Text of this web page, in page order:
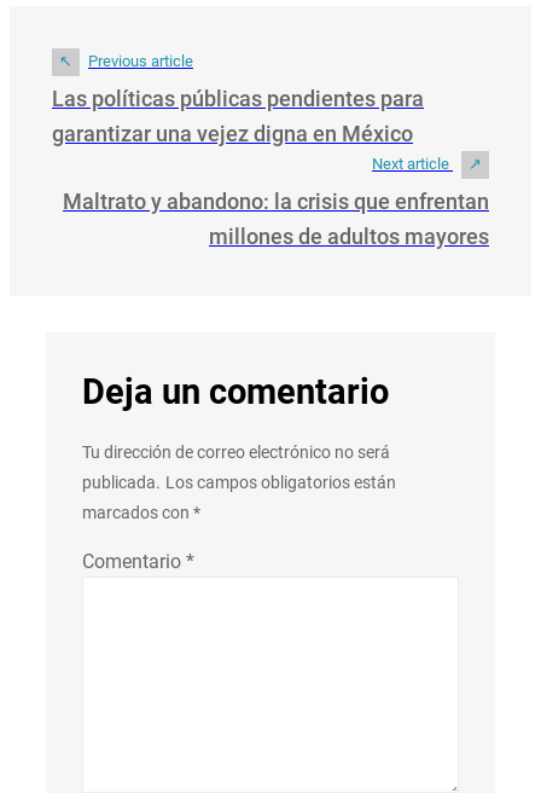
Previous article
Las políticas públicas pendientes para
garantizar una vejez digna en México
Next article
Maltrato y abandono: la crisis que enfrentan
millones de adultos mayores
Deja un comentario
Tu dirección de correo electrónico no será
publicada. Los campos obligatorios están
marcados con *
Comentario *